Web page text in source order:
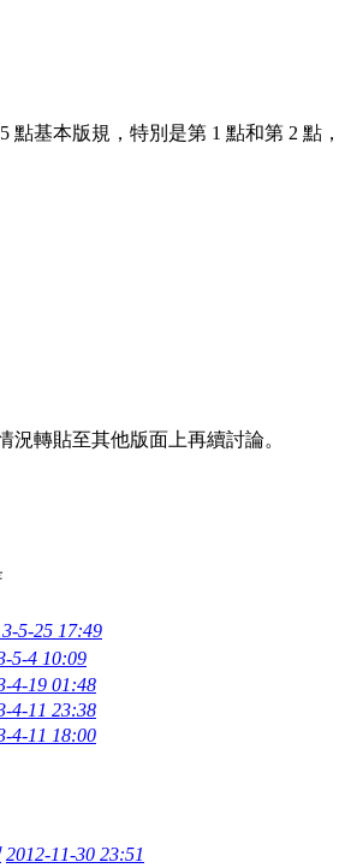
基本版規，特別是第 1 點和第 2 點，
轉貼至其他版面上再續討論。
5-25 17:49
5-4 10:09
4-19 01:48
4-11 23:38
4-11 18:00
2012-11-30 23:51